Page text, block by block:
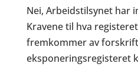
Nei, Arbeidstilsynet har
Kravene til hva
fremkommer av
eksponeringsregisteret